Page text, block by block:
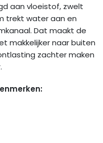
aan vloeistof, zwelt
trekt water aan en
Dat maakt de
makkelijker naar buiten
zachter maken